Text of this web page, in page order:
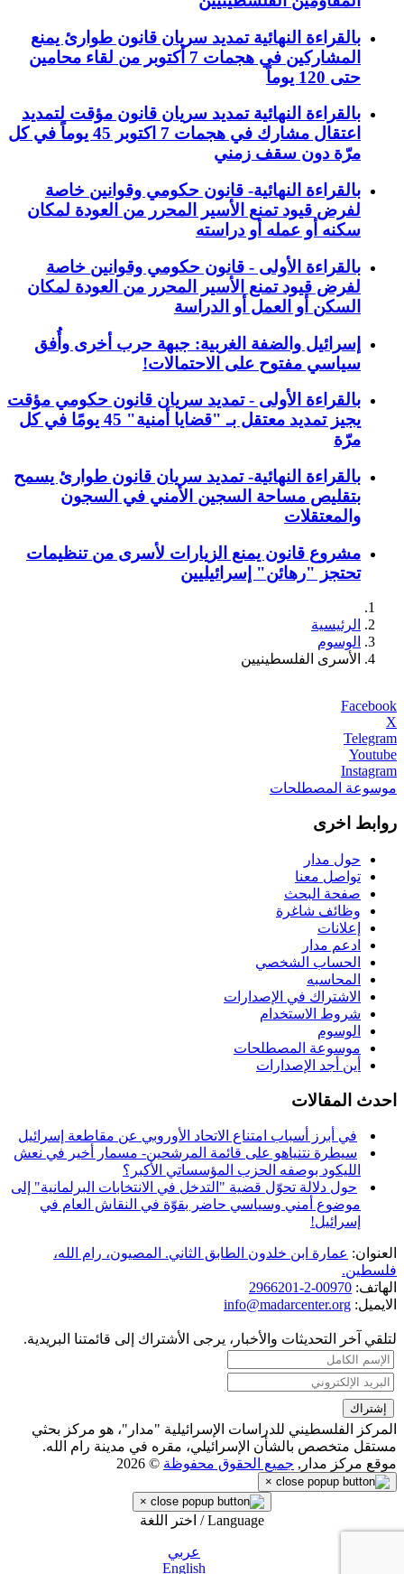
بالقراءة النهائية تمديد سريان قانون طوارئ يمنع
المشاركين في هجمات 7 أكتوبر من لقاء محامين
حتى 120 يوماً
بالقراءة النهائية تمديد سريان قانون مؤقت لتمديد
اعتقال مشارك في هجمات 7 اكتوبر 45 يوماً في كل
مرّة دون سقف زمني
بالقراءة النهائية- قانون حكومي وقوانين خاصة
لفرض قيود تمنع الأسير المحرر من العودة لمكان
سكنه أو عمله أو دراسته
بالقراءة الأولى - قانون حكومي وقوانين خاصة
لفرض قيود تمنع الأسير المحرر من العودة لمكان
السكن أو العمل أو الدراسة
إسرائيل والضفة الغربية: جبهة حرب أخرى وأُفق
سياسي مفتوح على الاحتمالات!
بالقراءة الأولى - تمديد سريان قانون حكومي مؤقت
يجيز تمديد معتقل بـ "قضايا أمنية" 45 يومًا في كل
مرّة
بالقراءة النهائية- تمديد سريان قانون طوارئ يسمح
بتقليص مساحة السجين الأمني في السجون
والمعتقلات
مشروع قانون يمنع الزيارات لأسرى من تنظيمات
تحتجز "رهائن" إسرائيليين
الرئيسية
الوسوم
الأسرى الفلسطينيين
Facebook
X
Telegram
Youtube
Instagram
موسوعة المصطلحات
روابط اخرى
حول مدار
تواصل معنا
صفحة البحث
وظائف شاغرة
إعلانات
ادعم مدار
الحساب الشخصي
المحاسبه
الاشتراك في الإصدارات
شروط الاستخدام
الوسوم
موسوعة المصطلحات
أين أجد الإصدارات
احدث المقالات
في أبرز أسباب امتناع الاتحاد الأوروبي عن مقاطعة إسرائيل
سيطرة نتنياهو على قائمة المرشحين- مسمار أخير في نعش
الليكود بوصفه الحزب المؤسساتي الأكبر؟
حول دلالة تحوّل قضية "التدخل في الانتخابات البرلمانية" إلى
موضوع أمني وسياسي حاضر بقوّة في النقاش العام في
إسرائيل!
العنوان: عمارة ابن خلدون الطابق الثاني. المصيون، رام الله،
فلسطين.
الهاتف: 00970-2-2966201
الايميل: info@madarcenter.org
لتلقي آخر التحديثات والأخبار، يرجى الأشتراك إلى قائمتنا البريدية.
المركز الفلسطيني للدراسات الإسرائيلية "مدار"، هو مركز بحثي
مستقل متخصص بالشأن الإسرائيلي، مقره في مدينة رام الله.
موقع مركز مدار, جميع الحقوق محفوظة © 2026
×
×
Language / اختر اللغة
عربي
English